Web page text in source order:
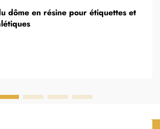
dôme en résine pour étiquettes et